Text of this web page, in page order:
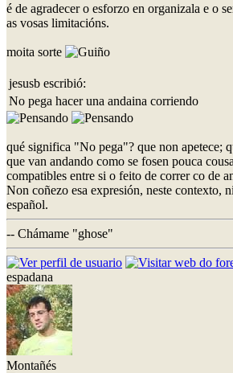
é de agradecer o esforzo en organizala e o
as vosas limitacións.
moita sorte
jesusb escribió:
No pega hacer una andaina corriendo
qué significa "No pega"? que non apetece;
que van andando como se fosen pouca
compatibles entre si o feito de correr co de
Non coñezo esa expresión, neste contexto,
español.
-- Chámame "ghose"
espadana
Montañés